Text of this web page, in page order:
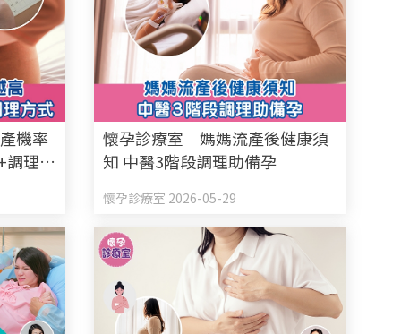
機率
調理方
懷孕診療室｜媽媽流產後健康須
知 中醫3階段調理助備孕
懷孕診療室 2026-05-29